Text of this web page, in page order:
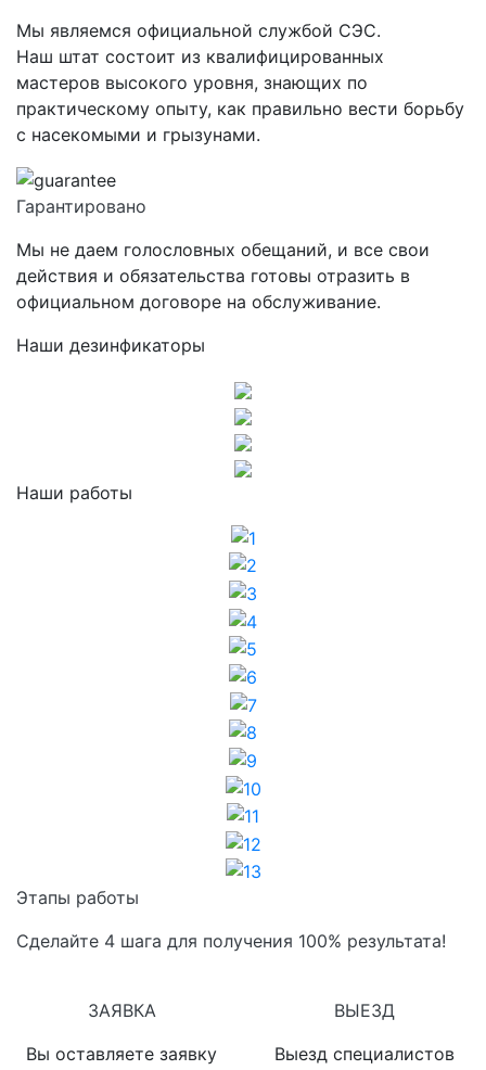
Мы являемся официальной службой СЭС.
Наш штат состоит из квалифицированных
мастеров высокого уровня, знающих по
практическому опыту, как правильно вести борьбу
с насекомыми и грызунами.
Гарантировано
Мы не даем голословных обещаний, и все свои
действия и обязательства готовы отразить в
официальном договоре на обслуживание.
Наши дезинфикаторы
Наши работы
1
4
7
10
12
13
Этапы работы
Сделайте 4 шага для получения 100% результата!
ЗАЯВКА
Вы оставляете заявку
ВЫЕЗД
Выезд специалистов